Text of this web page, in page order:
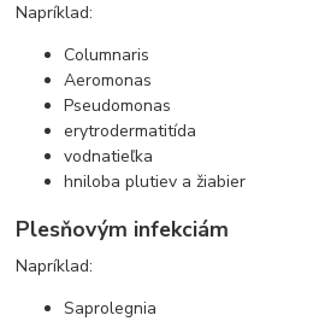
Napríklad:
Columnaris
Aeromonas
Pseudomonas
erytrodermatitída
vodnatieľka
hniloba plutiev a žiabier
Plesňovým infekciám
Napríklad:
Saprolegnia